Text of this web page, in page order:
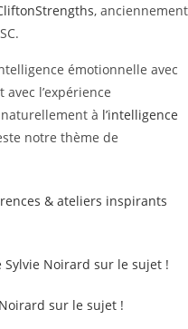
, anciennement
émotionnelle avec
l’expérience
à l’intelligence
notre thème de
& ateliers inspirants
Sylvie Noirard sur le sujet !
sur le sujet !